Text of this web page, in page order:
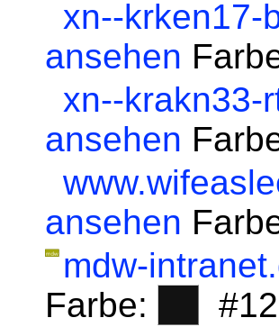
xn--krken17-
ansehen
xn--krakn33-
ansehen
ansehen
mdw-
Farbe: